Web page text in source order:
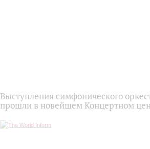
Выступления симфонического
прошли в новейшем Концертном